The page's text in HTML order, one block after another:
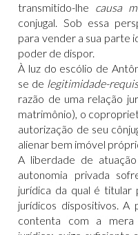
transmitido-lhe causa
conjugal. Sob essa
para vender a sua parte
poder de dispor.
À luz do escólio de
se de legitimidade-
razão de uma relação
matrimônio), o
autorização de seu
alienar bem imóvel
A liberdade de
autonomia privada
jurídica da qual é titular
jurídicos dispositivos. A
contenta com a